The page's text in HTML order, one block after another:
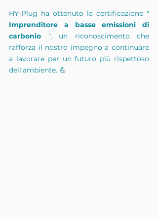
Imprenditore a basse emissioni di
carbonio ", un riconoscimento che
rafforza il nostro impegno a continuare
a lavorare per un futuro più rispettoso
dell'ambiente. 💪